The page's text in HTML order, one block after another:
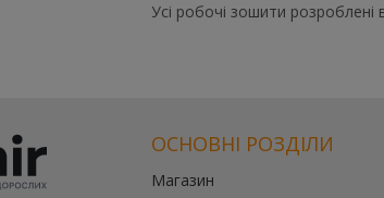
Усі робочі зошити розроблені
ОСНОВНІ РОЗДІЛИ
Магазин